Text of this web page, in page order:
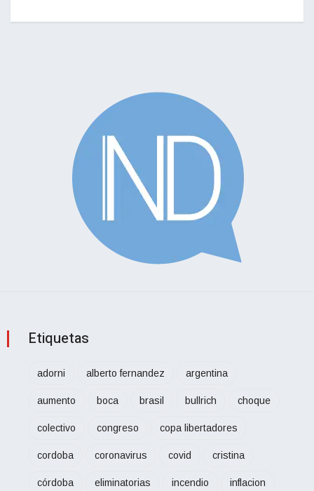
Etiquetas
adorni alberto fernandez argentina
aumento boca brasil bullrich choque
colectivo congreso copa libertadores
cordoba coronavirus covid cristina
córdoba eliminatorias incendio inflacion